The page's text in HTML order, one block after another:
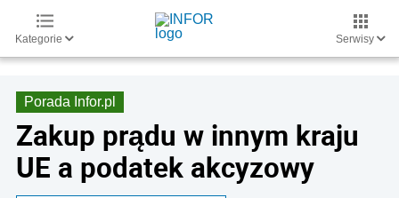
Kategorie Serwisy
Porada Infor.pl
Zakup prądu w innym kraju
UE a podatek akcyzowy